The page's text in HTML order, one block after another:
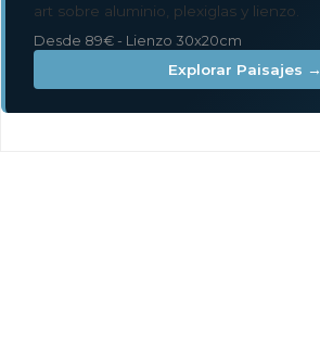
art sobre aluminio, plexiglas y lienzo.
Desde 89€ - Lienzo 30x20cm
Explorar Paisajes →